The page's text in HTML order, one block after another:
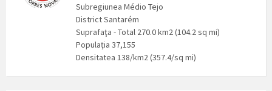
Subregiunea Médio Tejo
District Santarém
Suprafaţa - Total 270.0 km2 (104.2 sq mi)
Populaţia 37,155
Densitatea 138/km2 (357.4/sq mi)